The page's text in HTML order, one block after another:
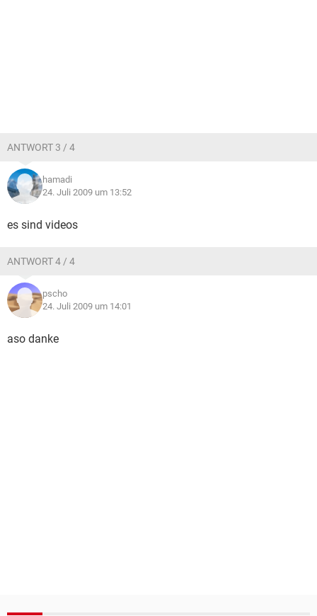
ANTWORT 3 / 4
hamadi
24. Juli 2009 um 13:52
es sind videos
ANTWORT 4 / 4
pscho
24. Juli 2009 um 14:01
aso danke